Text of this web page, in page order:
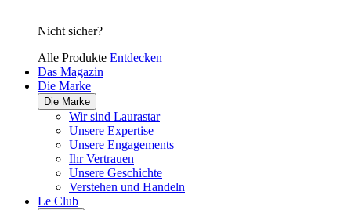
Nicht sicher?
Alle Produkte Entdecken
Das Magazin
Die Marke
Die Marke
Wir sind Laurastar
Unsere Expertise
Unsere Engagements
Ihr Vertrauen
Unsere Geschichte
Verstehen und Handeln
Le Club